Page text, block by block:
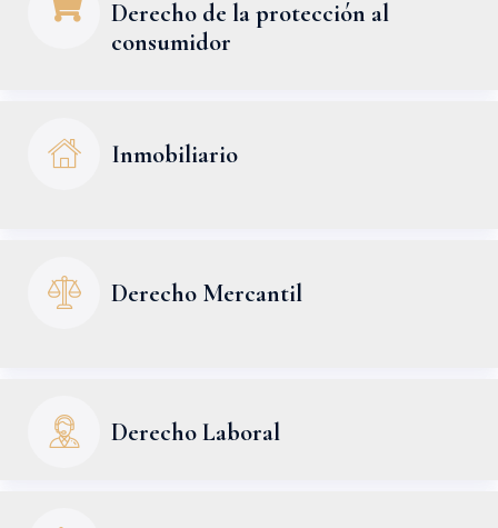
Derecho de la protección al
consumidor
Inmobiliario
Derecho Mercantil
Derecho Laboral